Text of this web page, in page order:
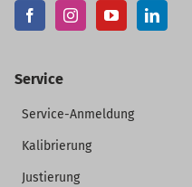
Service
Service-Anmeldung
Kalibrierung
Justierung